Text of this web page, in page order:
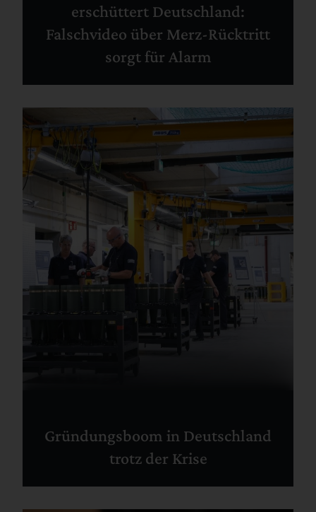
erschüttert Deutschland:
Falschvideo über Merz-Rücktritt
sorgt für Alarm
Gründungsboom in Deutschland
trotz der Krise